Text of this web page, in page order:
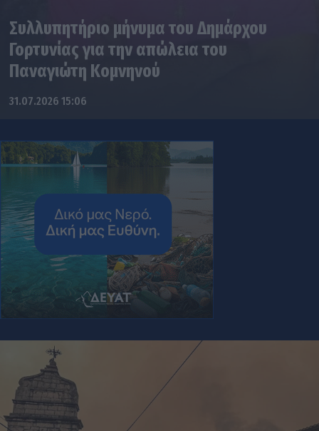
Συλλυπητήριο μήνυμα του Δημάρχου
Γορτυνίας για την απώλεια του
Παναγιώτη Κομνηνού
31.07.2026 15:06